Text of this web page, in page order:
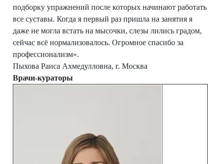
подборку упражнений после которых начинают работать
все суставы. Когда я первый раз пришла на занятия я
даже не могла встать на мысочки, слезы лились градом,
сейчас всё нормализовалось. Огромное спасибо за
профессионализм».
Пыхова Раиса Ахмедулловна, г. Москва
Врачи-кураторы